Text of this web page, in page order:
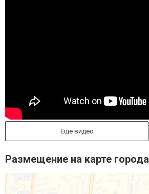
Еще видео
Размещение на карте города